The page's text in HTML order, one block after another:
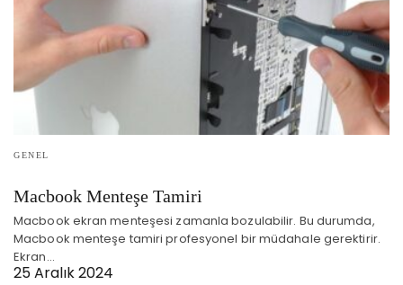
GENEL
Macbook Menteşe Tamiri
Macbook ekran menteşesi zamanla bozulabilir. Bu durumda,
Macbook menteşe tamiri profesyonel bir müdahale gerektirir.
Ekran…
25 Aralık 2024